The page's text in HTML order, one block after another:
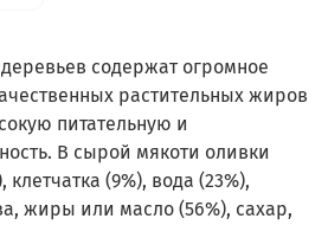
содержат огромное
растительных жиров
питательную и
В сырой мякоти оливки
(9%), вода (23%),
жиры или масло (56%), сахар,